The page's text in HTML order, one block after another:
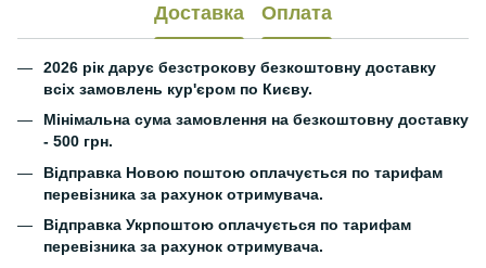
Доставка Оплата
2026 рік дарує безстрокову безкоштовну доставку
всіх замовлень кур'єром по Києву.
Мінімальна сума замовлення на безкоштовну доставку
- 500 грн.
Відправка Новою поштою оплачується по тарифам
перевізника за рахунок отримувача.
Відправка Укрпоштою оплачується по тарифам
перевізника за рахунок отримувача.